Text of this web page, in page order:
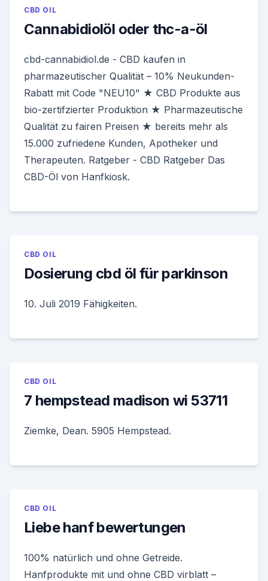
CBD OIL
Cannabidiolöl oder thc-a-öl
cbd-cannabidiol.de - CBD kaufen in
pharmazeutischer Qualität – 10% Neukunden-
Rabatt mit Code "NEU10" ★ CBD Produkte aus
bio-zertifzierter Produktion ★ Pharmazeutische
Qualität zu fairen Preisen ★ bereits mehr als
15.000 zufriedene Kunden, Apotheker und
Therapeuten. Ratgeber - CBD Ratgeber Das
CBD-Öl von Hanfkiosk.
CBD OIL
Dosierung cbd öl für parkinson
10. Juli 2019 Fähigkeiten.
CBD OIL
7 hempstead madison wi 53711
Ziemke, Dean. 5905 Hempstead.
CBD OIL
Liebe hanf bewertungen
100% natürlich und ohne Getreide.
Hanfprodukte mit und ohne CBD virblatt –